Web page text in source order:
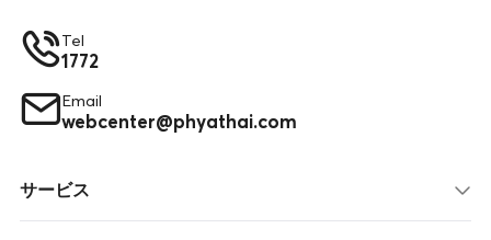
Tel
1772
Email
webcenter@phyathai.com
サービス